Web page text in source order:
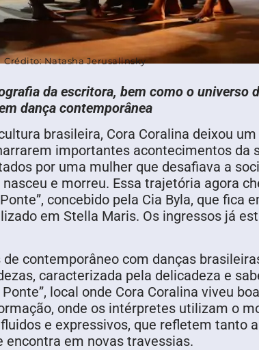
Crédito: Natasha Jerusalinsky
da escritora, bem como o
dança contemporânea
brasileira, Cora Coralina deixou
importantes acontecimentos da
por uma mulher que desafiava a
e morreu. Essa trajetória agora
concebido pela Cia Byla, que
em Stella Maris. Os ingressos já
contemporâneo com danças
caracterizada pela delicadeza e
local onde Cora Coralina viveu
onde os intérpretes utilizam o
e expressivos, que refletem tanto
encontra em novas travessias.